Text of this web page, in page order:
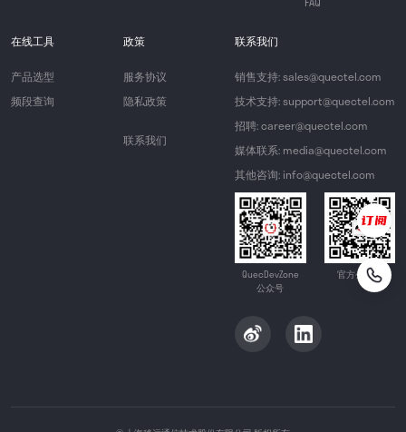
在线工具
产品选型
频段查询
政策
服务协议
隐私政策
联系我们
联系我们
销售支持: sales@quectel.com
技术支持: support@quectel.com
招聘: career@quectel.com
媒体联系: media@quectel.com
其他咨询: info@quectel.com
QuecDevZone
公众号
官方公众号